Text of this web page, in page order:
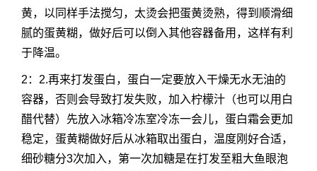
黄，以同样手法搅匀，太烫会把蛋黄烫熟，得到顺滑细
腻的蛋黄糊，做好后可以倒入其他容器备用，这样有利
于降温。
2：2.再来打发蛋白，蛋白一定要放入干燥无水无油的
容器，否则会导致打发失败，加入柠檬汁（也可以用白
醋代替）先放入冰箱冷冻室冷冻一会儿，蛋白霜会更加
稳定，蛋黄糊做好后从冰箱取出蛋白，温度刚好合适，
细砂糖分3次加入，第一次加糖是在打发至粗大鱼眼泡